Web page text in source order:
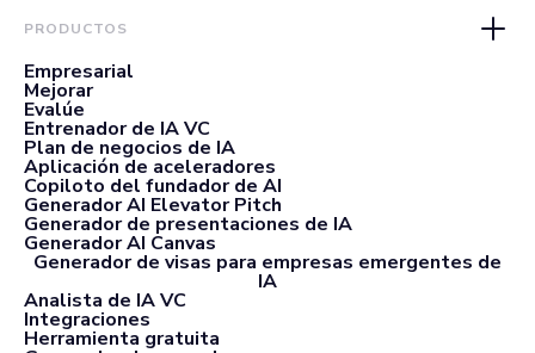
PRODUCTOS
Empresarial
Mejorar
Evalúe
Entrenador de IA VC
Plan de negocios de IA
Aplicación de aceleradores
Copiloto del fundador de AI
Generador AI Elevator Pitch
Generador de presentaciones de IA
Generador AI Canvas
Generador de visas para empresas emergentes de
IA
Analista de IA VC
Integraciones
Herramienta gratuita